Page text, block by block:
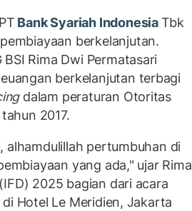
Bank Syariah IndonesiaTbk
berkelanjutan.
BSI Rima Dwi Permatasari
berkelanjutan terbagi
dalam peraturan Otoritas
2017.
alhamdulillah pertumbuhan di
yang ada," ujar Rima
2025 bagian dari acara
Hotel Le Meridien, Jakarta